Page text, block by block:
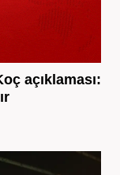
açıklaması: